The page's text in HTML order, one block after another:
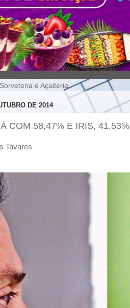
e Açaiteria
DE 2014
COM 58,47% E IRIS, 41,53%
Tavares